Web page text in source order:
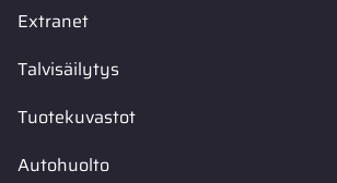
Extranet
Talvisäilytys
Tuotekuvastot
Autohuolto